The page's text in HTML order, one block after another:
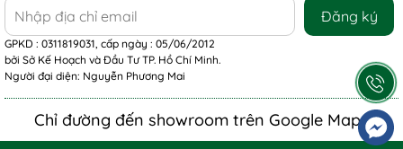
Đăng ký
GPKD : 0311819031, cấp ngày : 05/06/2012
bởi Sở Kế Hoạch và Đầu Tư TP. Hồ Chí Minh.
Người đại diện: Nguyễn Phương Mai
Chỉ đường đến showroom trên Google Maps